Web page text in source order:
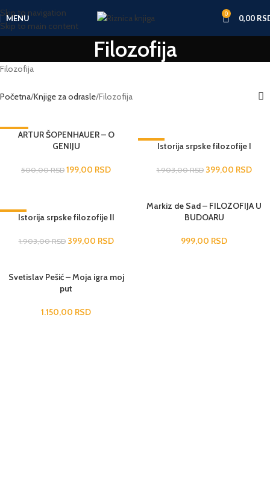
Skip to navigation
Skip to main content
MENU 0 0,00
Filozofija
Filozofija
Početna Knjige za odrasle Filozofija
-60%ARTUR ŠOPENHAUER – O
GENIJU
500,00RSD 199,00 RSD
-79%Istorija srpske filozofije I
1.903,00RSD 399,00 RSD
-79%Istorija srpske filozofije II
1.903,00RSD 399,00 RSD
RASPRODATO
Markiz de Sad – FILOZOFIJA U
BUDOARU
999,00 RSD
Svetislav Pešić – Moja igra moj
put
1.150,00 RSD